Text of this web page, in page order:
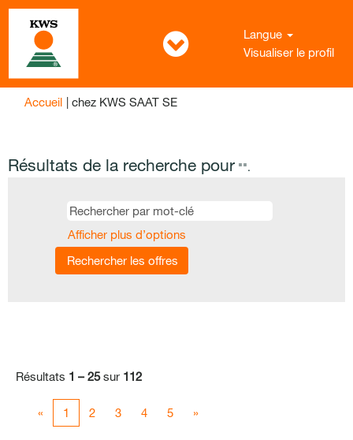
Langue
Visualiser le profil
Accueil | chez KWS SAAT SE(page
Résultats de la recherche pour "".
Afficher plus d’options
Résultats 1 – 25sur 112
« 1 2 3 4 5 »